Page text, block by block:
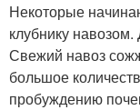
Некоторые
клубнику навозом.
Свежий навоз
большое
пробуждению